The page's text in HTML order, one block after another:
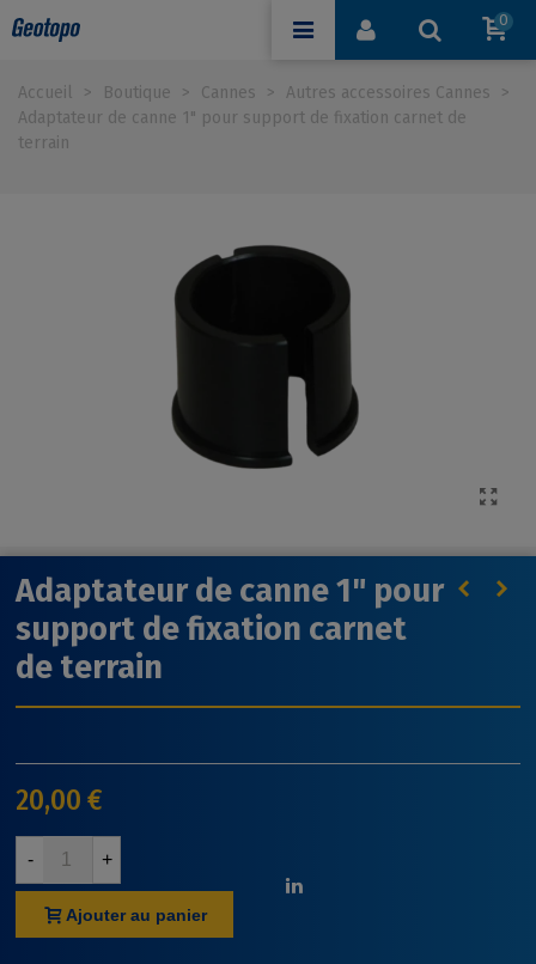
0
Accueil > Boutique > Cannes > Autres accessoires Cannes
>
Adaptateur de canne 1" pour support de fixation carnet de
terrain
Adaptateur de canne 1" pour
support de fixation carnet
de terrain
20,00 €
- +
Ajouter au panier